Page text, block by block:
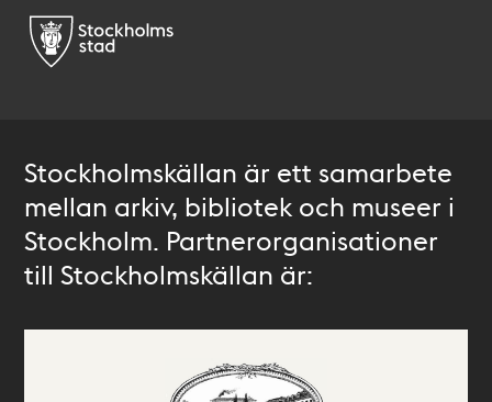
Stockholmskällan är ett samarbete
mellan arkiv, bibliotek och museer i
Stockholm. Partnerorganisationer
till Stockholmskällan är: